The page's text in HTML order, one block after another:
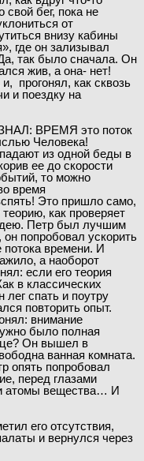
бег, пока не
от
внизу кабины
где он зализывал
так было сначала. Он
жив, а она- нет!
прогонял, как сквозь
и поездку на
ВРЕМЯ это поток
Человека!
из одной беды в
ее до скорости
то можно
время
Это пришло само,
как проверяет
Петр был лучшим
попробовал ускорить
времени. И
а наоборот
если его теория
в классических
спать и поутру
повторить опыт.
внимание
было полная
Он вышел в
ванная комната.
опять попробовал
перед глазами
атомы вещества… И
его отсутствия,
и вернулся через